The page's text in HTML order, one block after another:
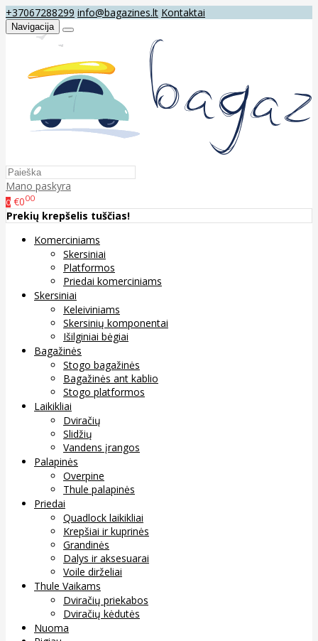
+37067288299 info@bagazines.lt Kontaktai
Navigacija
Mano paskyra
0 €000
Prekių krepšelis tuščias!
Komerciniams
Skersiniai
Platformos
Priedai komerciniams
Skersiniai
Keleiviniams
Skersinių komponentai
Išilginiai bėgiai
Bagažinės
Stogo bagažinės
Bagažinės ant kablio
Stogo platformos
Laikikliai
Dviračių
Slidžių
Vandens įrangos
Palapinės
Overpine
Thule palapinės
Priedai
Quadlock laikikliai
Krepšiai ir kuprinės
Grandinės
Dalys ir aksesuarai
Voile dirželiai
Thule Vaikams
Dviračių priekabos
Dviračių kėdutės
Nuoma